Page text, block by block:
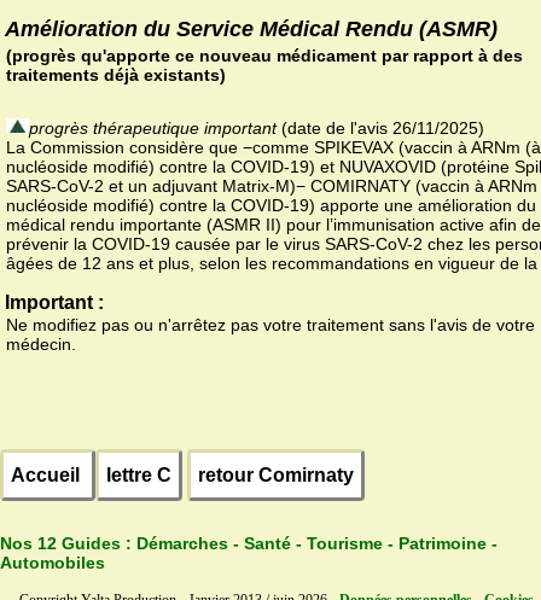
Amélioration du Service Médical Rendu (ASMR)
(progrès qu'apporte ce nouveau médicament par rapport à des
traitements déjà existants)
progrès thérapeutique important(date de l'avis 26/11/2025)
La Commission considère que −comme SPIKEVAX (vaccin à ARNm (à
nucléoside modifié) contre la COVID-19) et NUVAXOVID (protéine
SARS-CoV-2 et un adjuvant Matrix-M)− COMIRNATY (vaccin à
nucléoside modifié) contre la COVID-19) apporte une amélioration du
médical rendu importante (ASMR II) pour l’immunisation active afin de
prévenir la COVID-19 causée par le virus SARS-CoV-2 chez les
âgées de 12 ans et plus, selon les recommandations en vigueur de la
Important :
Ne modifiez pas ou n'arrêtez pas votre traitement sans l'avis de votre
médecin.
Accueil lettre C retour Comirnaty
Nos 12 Guides : Démarches - Santé - Tourisme - Patrimoine -
Automobiles